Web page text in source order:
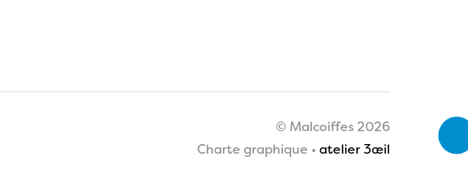
© Malcoiffes 2026
Charte graphique • atelier 3œil